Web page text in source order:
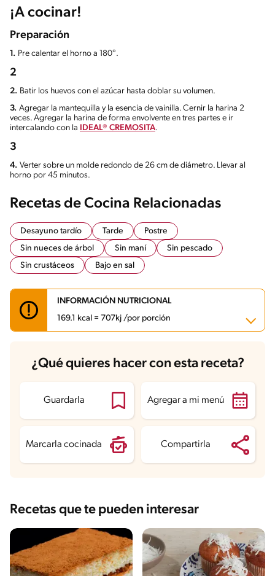
¡A cocinar!
Preparación
1. Pre calentar el horno a 180°.
2
2. Batir los huevos con el azúcar hasta doblar su volumen.
3. Agregar la mantequilla y la esencia de vainilla. Cernir la harina 2
veces. Agregar la harina de forma envolvente en tres partes e ir
intercalando con la IDEAL® CREMOSITA.
3
4. Verter sobre un molde redondo de 26 cm de diámetro. Llevar al
horno por 45 minutos.
Recetas de Cocina Relacionadas
Desayuno tardío Tarde
Postre
Sin nueces de árbol
Sin maní
Sin pescado
Sin crustáceos
Bajo en sal
INFORMACIÓN NUTRICIONAL
169.1 kcal = 707kj /por porción
Carbohidratos
27 g
Energía 169.1 kcal
Proteína
Grasas saturadas 2.1 g
Sodio 54.3 mg
¿Qué quieres hacer con esta receta?
Guardarla Agregar a mi menú
Marcarla cocinada Compartirla
Recetas que te pueden interesar